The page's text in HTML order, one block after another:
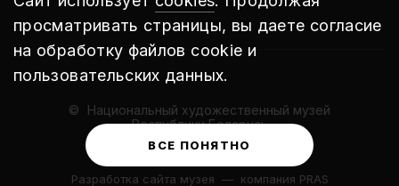
просматривать страницы, вы даете согласие
на обработку файлов cookie и
пользовательских данных.
ВСЕ ПОНЯТНО
Национальный художественный музей
Республики Беларусь
2010 – 2026
Разработка сайта музея — компания PRAS